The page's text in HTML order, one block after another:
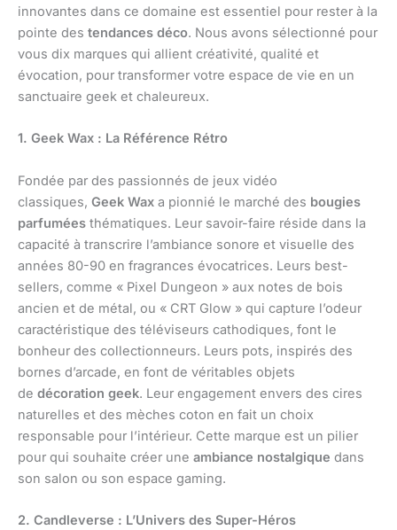
innovantes dans ce domaine est essentiel pour rester à la
pointe des tendances déco. Nous avons sélectionné pour
vous dix marques qui allient créativité, qualité et
évocation, pour transformer votre espace de vie en un
sanctuaire geek et chaleureux.
1. Geek Wax : La Référence Rétro
Fondée par des passionnés de jeux vidéo
classiques, Geek Wax a pionnié le marché des bougies
parfumées thématiques. Leur savoir-faire réside dans la
capacité à transcrire l’ambiance sonore et visuelle des
années 80-90 en fragrances évocatrices. Leurs best-
sellers, comme « Pixel Dungeon » aux notes de bois
ancien et de métal, ou « CRT Glow » qui capture l’odeur
caractéristique des téléviseurs cathodiques, font le
bonheur des collectionneurs. Leurs pots, inspirés des
bornes d’arcade, en font de véritables objets
de décoration geek. Leur engagement envers des cires
naturelles et des mèches coton en fait un choix
responsable pour l’intérieur. Cette marque est un pilier
pour qui souhaite créer une ambiance nostalgique dans
son salon ou son espace gaming.
2. Candleverse : L’Univers des Super-Héros